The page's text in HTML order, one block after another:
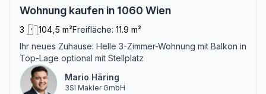
Wohnung kaufen in 1060 Wien
3 104,5 m²Freifläche: 11.9 m²
Ihr neues Zuhause: Helle 3-Zimmer-Wohnung mit Balkon in
Top-Lage optional mit Stellplatz
Mario Häring
3SI Makler GmbH